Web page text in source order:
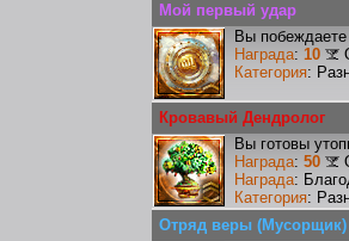
Мой первый удар
Вы
Награда: 10
Категория:
Кровавый Дендролог
Вы готовы
Награда: 50
Награда:
Категория:
Отряд веры (Мусорщик)